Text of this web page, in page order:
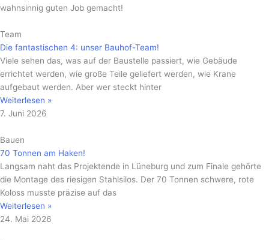
wahnsinnig guten Job gemacht!
Team
Die fantastischen 4: unser Bauhof-Team!
Viele sehen das, was auf der Baustelle passiert, wie Gebäude
errichtet werden, wie große Teile geliefert werden, wie Krane
aufgebaut werden. Aber wer steckt hinter
Weiterlesen »
7. Juni 2026
Bauen
70 Tonnen am Haken!
Langsam naht das Projektende in Lüneburg und zum Finale gehörte
die Montage des riesigen Stahlsilos. Der 70 Tonnen schwere, rote
Koloss musste präzise auf das
Weiterlesen »
24. Mai 2026